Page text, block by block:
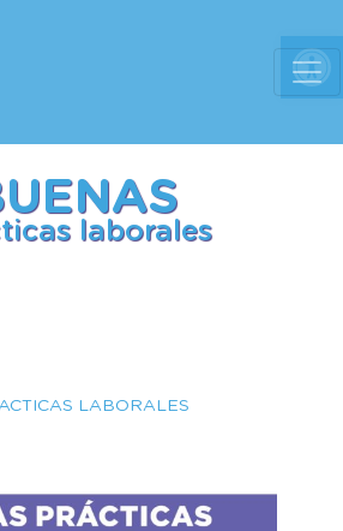
laborales
LABORALES